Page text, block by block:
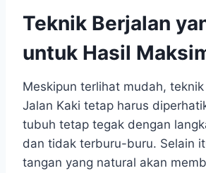
Teknik Berjalan
untuk Hasil
Meskipun terlihat mudah,
Jalan Kaki tetap harus
tubuh tetap tegak dengan
dan tidak terburu-buru. Selain
tangan yang natural akan